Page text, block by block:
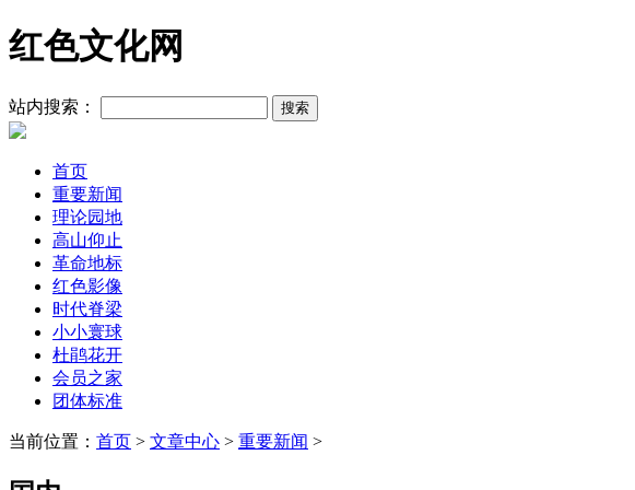
红色文化网
站内搜索：
首页
重要新闻
理论园地
高山仰止
革命地标
红色影像
时代脊梁
小小寰球
杜鹃花开
会员之家
团体标准
当前位置： 首页 > 文章中心 > 重要新闻 >